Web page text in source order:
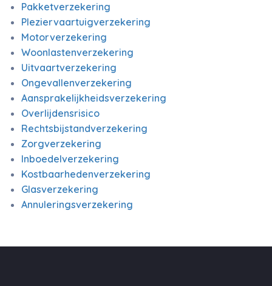
Pakketverzekering
Pleziervaartuigverzekering
Motorverzekering
Woonlastenverzekering
Uitvaartverzekering
Ongevallenverzekering
Aansprakelijkheidsverzekering
Overlijdensrisico
Rechtsbijstandverzekering
Zorgverzekering
Inboedelverzekering
Kostbaarhedenverzekering
Glasverzekering
Annuleringsverzekering